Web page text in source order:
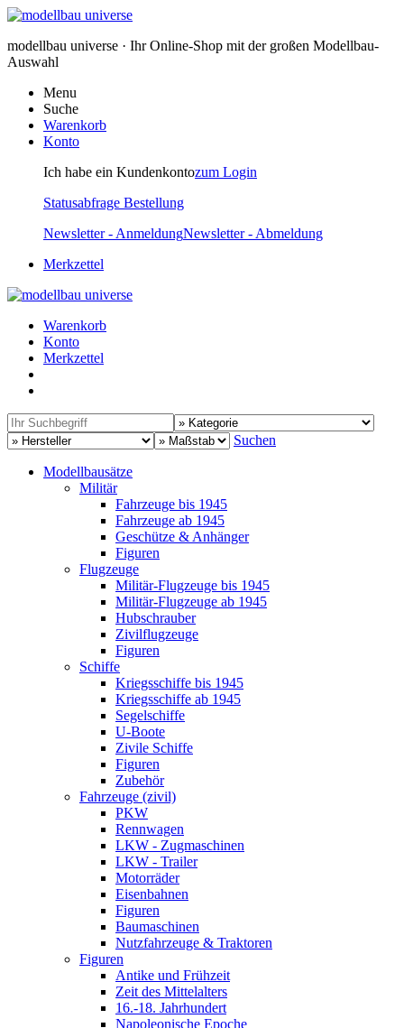
modellbau universe · Ihr Online-Shop mit der großen Modellbau-
Auswahl
Menu
Suche
Warenkorb
Konto
Ich habe ein Kundenkontozum Login
Statusabfrage Bestellung
Newsletter - AnmeldungNewsletter - Abmeldung
Merkzettel
Warenkorb
Konto
Merkzettel
Suchen
Modellbausätze
Militär
Fahrzeuge bis 1945
Fahrzeuge ab 1945
Geschütze & Anhänger
Figuren
Flugzeuge
Militär-Flugzeuge bis 1945
Militär-Flugzeuge ab 1945
Hubschrauber
Zivilflugzeuge
Figuren
Schiffe
Kriegsschiffe bis 1945
Kriegsschiffe ab 1945
Segelschiffe
U-Boote
Zivile Schiffe
Figuren
Zubehör
Fahrzeuge (zivil)
PKW
Rennwagen
LKW - Zugmaschinen
LKW - Trailer
Motorräder
Eisenbahnen
Figuren
Baumaschinen
Nutzfahrzeuge & Traktoren
Figuren
Antike und Frühzeit
Zeit des Mittelalters
16.-18. Jahrhundert
Napoleonische Epoche